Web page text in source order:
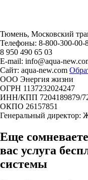
Тюмень, Московский
Телефоны: 8-800-300-00-
8 950 490 65 03
E-mail: info@aqua-
Сайт: aqua-new.com
ООО Энергия жизни
ОГРН 1137232024247
ИНН/КПП 7204189879/
ОКПО 26157851
Генеральный директор:
Еще
вас услуга
системы